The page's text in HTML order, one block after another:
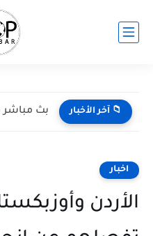
📁 آخر الأخبار
اخبار
الأردن